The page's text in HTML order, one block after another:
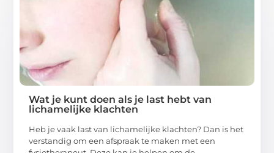
Wat je kunt doen als je last hebt van
lichamelijke klachten
Heb je vaak last van lichamelijke klachten? Dan is het
verstandig om een afspraak te maken met een